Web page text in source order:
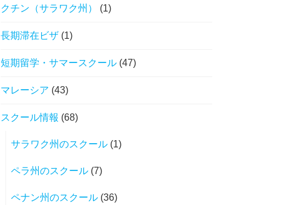
クチン（サラワク州） (1)
長期滞在ビザ (1)
短期留学・サマースクール (47)
マレーシア (43)
スクール情報 (68)
サラワク州のスクール (1)
ペラ州のスクール (7)
ペナン州のスクール (36)